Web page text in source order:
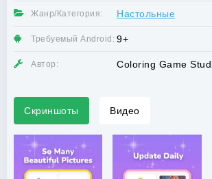
Жанр/Категория: Настольные
Требуемый Android: 9+
Автор: Coloring Game
Скриншоты Видео